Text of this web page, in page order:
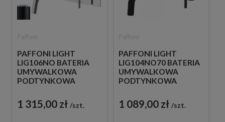
PAFFONI LIGHT
LIG106NO BATERIA
UMYWALKOWA
PODTYNKOWA
CZARNA
1 315,00 zł szt.
PAFFONI LIGHT
LIG104NO70 BATERIA
UMYWALKOWA
PODTYNKOWA
CZARNA
1 089,00 zł szt.